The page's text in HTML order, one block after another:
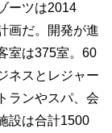
ーツは2014
画だ。開発が進
室は375室。60
ネスとレジャー
ランやスパ、会
設は合計1500